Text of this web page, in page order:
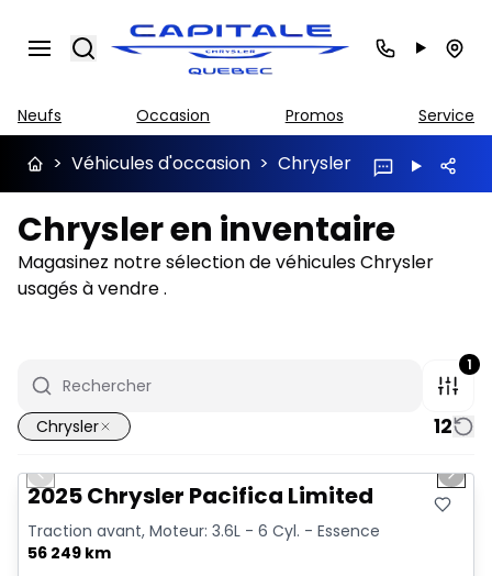
Search
Neufs Occasion Promos Service
> Véhicules d'occasion > Chrysler
Chrysler en inventaire
Magasinez notre sélection de véhicules Chrysler
usagés à vendre .
1
Chrysler 12
Vidéo disponible
Très bonne offre
Previous slide Next
2025 Chrysler Pacifica Limited
Traction avant, Moteur: 3.6L - 6 Cyl. - Essence
56 249 km